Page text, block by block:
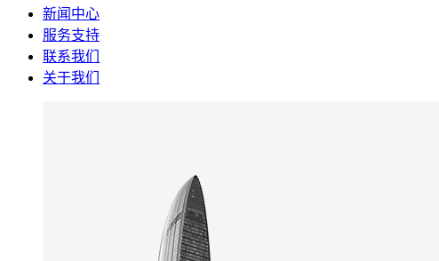
新闻中心
服务支持
联系我们
关于我们